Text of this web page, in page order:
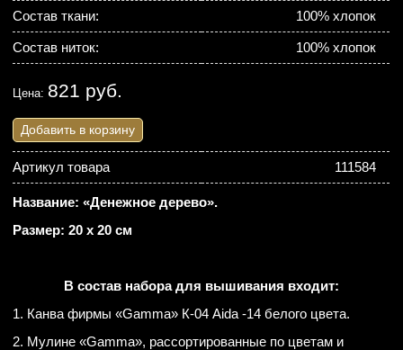
Состав ткани: 100% хлопок
Состав ниток: 100% хлопок
Цена: 821 руб.
Добавить в корзину
Артикул товара 111584
Название: «Денежное дерево».
Размер: 20 х 20 см
В состав набора для вышивания входит:
1. Канва фирмы «Gamma» К-04 Aida -14 белого цвета.
2. Мулине «Gamma», рассортированные по цветам и